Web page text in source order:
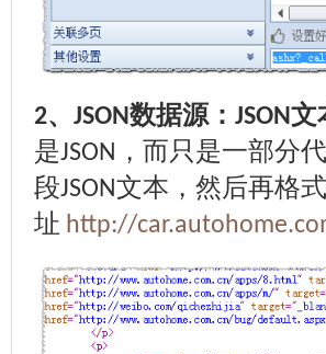
2、 JSON数据源： JSON文
是JSON ，而只是一部分
段JSON文本，然后再格
址 http://